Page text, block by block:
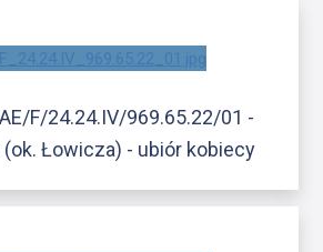
F/24.24.IV/969.65.22/01 -
Łowicza) - ubiór kobiecy